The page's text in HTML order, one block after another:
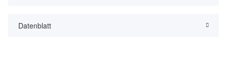
Datenblatt